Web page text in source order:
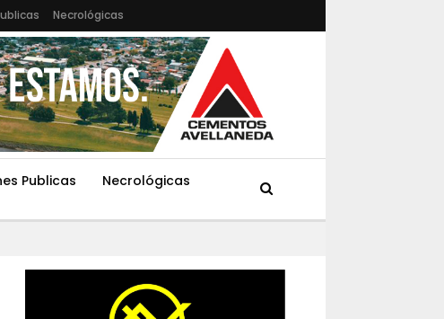
Necrológicas
Publicas Necrológicas